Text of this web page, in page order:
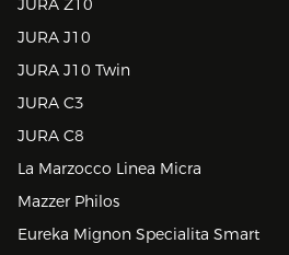
JURA Z10
JURA J10
JURA J10 Twin
JURA C3
JURA C8
La Marzocco Linea Micra
Mazzer Philos
Eureka Mignon Specialita Smart